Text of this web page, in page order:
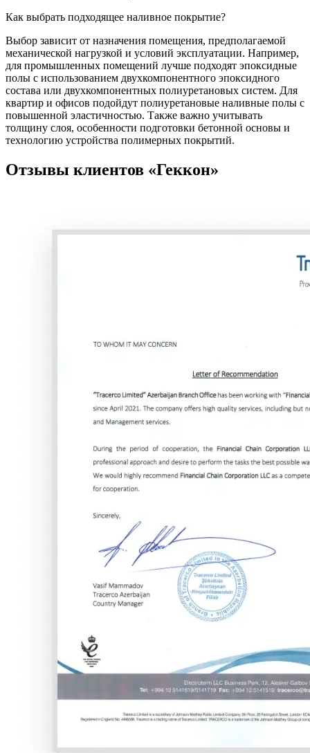
Как выбрать подходящее наливное покрытие?
Выбор зависит от назначения помещения, предполагаемой
механической нагрузкой и условий эксплуатации. Например,
для промышленных помещений лучше подходят эпоксидные
полы с использованием двухкомпонентного эпоксидного
состава или двухкомпонентных полиуретановых систем. Для
квартир и офисов подойдут полиуретановые наливные полы с
повышенной эластичностью. Также важно учитывать
толщину слоя, особенности подготовки бетонной основы и
технологию устройства полимерных покрытий.
Отзывы клиентов «Геккон»